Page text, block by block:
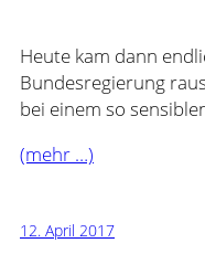
Heute kam dann
Bundesregierung
bei einem so
(mehr …)
12. April 2017